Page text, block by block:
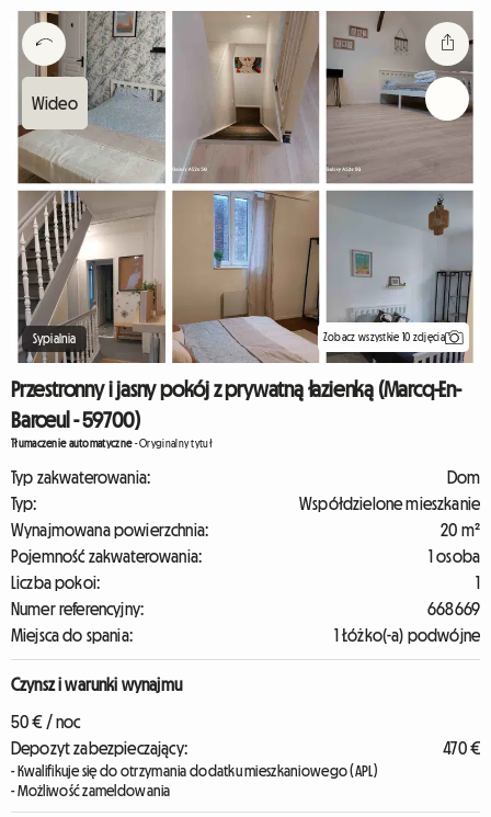
Sypialnia Zobacz wszystkie 10 zdjęcia
Przestronny i jasny pokój z prywatną łazienką (Marcq-En-
Barœul - 59700)
Tłumaczenie automatyczne-Oryginalny tytuł
Typ zakwaterowania:
Dom
Typ:
Współdzielone mieszkanie
Wynajmowana powierzchnia:
20 m²
Pojemność zakwaterowania:
1 osoba
Liczba pokoi:
1
Numer referencyjny:
668669
Miejsca do spania:
1 Łóżko(-a) podwójne
Czynsz i warunki wynajmu
50 € / noc
Depozyt zabezpieczający:
470 €
- Kwalifikuje się do otrzymania dodatku mieszkaniowego (APL)
- Możliwość zameldowania